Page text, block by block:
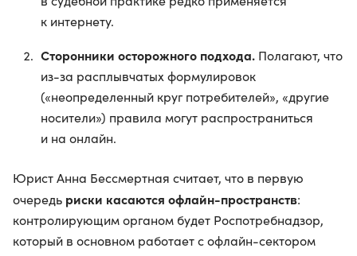
к интернету.
Сторонники осторожного подхода. Полагают, что
из-за расплывчатых формулировок
(«неопределенный круг потребителей», «другие
носители») правила могут распространиться
и на онлайн.
Юрист Анна Бессмертная считает, что в первую
очередь риски касаются офлайн-пространств:
контролирующим органом будет Роспотребнадзор,
который в основном работает с офлайн-сектором